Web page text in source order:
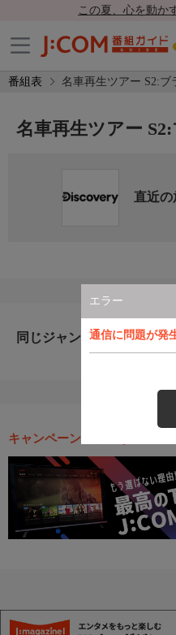
この夏、心を動か
番組表 名車再生ツアー S2:ブ
エラー
通信に問題が発
名車再生ツアー
直近
同じジャンルのおすすめ番
キャンペーン・お得な情報